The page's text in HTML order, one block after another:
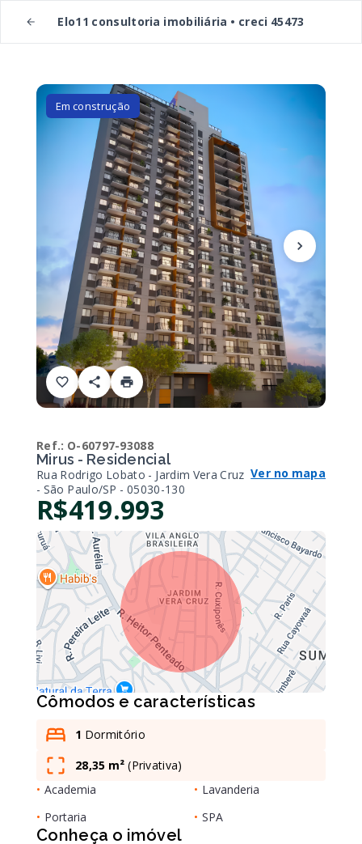
Elo11 consultoria imobiliária • creci 45473
Em construção
Ref.: O-60797-93088
Mirus - Residencial
Rua Rodrigo Lobato - Jardim Vera Cruz
- São Paulo/SP - 05030-130
Ver no mapa
R$419.993
Cômodos e características
1 Dormitório
28,35 m² (Privativa)
• Academia • Lavanderia
• Portaria • SPA
Conheça o imóvel